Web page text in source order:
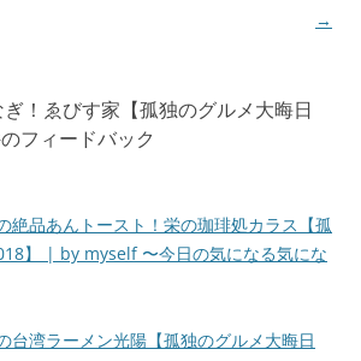
→
！ゑびす家【孤独のグルメ大晦日
フィードバック
絶品あんトースト！栄の珈琲処カラス【孤
】 | by myself 〜今日の気になる気にな
台湾ラーメン光陽【孤独のグルメ大晦日